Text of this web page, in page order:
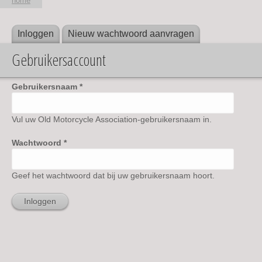
U bent hier
Primaire tabs
Inloggen (actieve tabblad)
Nieuw wachtwoord aanvragen
Gebruikersaccount
Gebruikersnaam *
Vul uw Old Motorcycle Association-gebruikersnaam in.
Wachtwoord *
Geef het wachtwoord dat bij uw gebruikersnaam hoort.